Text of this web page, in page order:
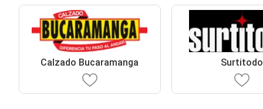
Calzado Bucaramanga Surtitodo